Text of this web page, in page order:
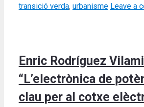
transició verda, urbanisme Leave a
Enric Rodríguez
“L’electrònica de
clau per al cotxe